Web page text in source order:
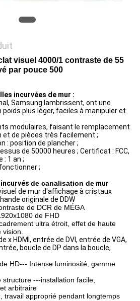
visuel 4000/1 contraste de 55
par pouce 500
incurvées de mur :
Samsung lambrissent, ont une
plus léger, faciles à manipuler et
modulaires, faisant le remplacement
de pièces très facilement ;
: position de plancher ;
de 50000 heures ; Certificat : FCC,
: 1 an ;
;
de canalisation demur
de mur d'affichage à cristaux
originale de DDW
de DCR de MÉGA
de FHD
ultra étroit, effet de haute
vision.
x HDMI, entrée de DVI, entrée de VGA,
boucle de DP dans la boucle,
HD--- Intense luminosité, gamme
structure ---installation facile,
arbitraire
travail approprié pendant longtemps